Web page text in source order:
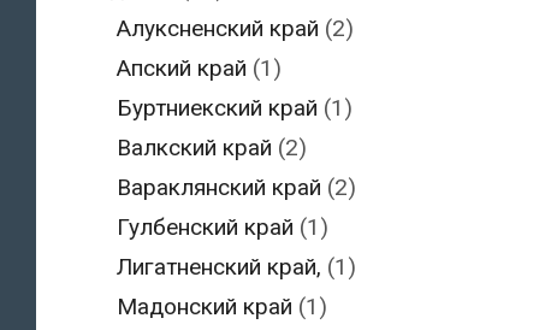
Алуксненский край (2)
Апский край (1)
Буртниекский край (1)
Валкский край (2)
Вараклянский край (2)
Гулбенский край (1)
Лигатненский край, (1)
Мадонский край (1)